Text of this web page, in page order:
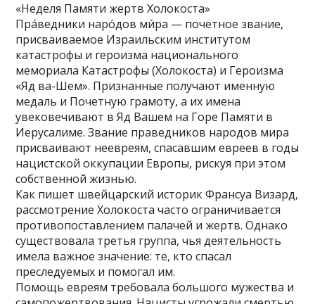
«Неделя Памяти жертв Холокоста»
Пра́ведники наро́дов ми́ра — почётное звание,
присваиваемое Израильским институтом
катастрофы и героизма национального
мемориала Катастрофы (Холокоста) и Героизма
«Яд ва-Шем». Признанные получают именную
медаль и Почетную грамоту, а их имена
увековечивают в Яд Вашем на Горе Памяти в
Иерусалиме. Звание праведников народов мира
присваивают неевреям, спасавшим евреев в годы
нацистской оккупации Европы, рискуя при этом
собственной жизнью.
Как пишет швейцарский историк Франсуа Визард,
рассмотрение Холокоста часто ограничивается
противопоставлением палачей и жертв. Однако
существовала третья группа, чья деятельность
имела важное значение: те, кто спасал
преследуемых и помогал им.
Помощь евреям требовала большого мужества и